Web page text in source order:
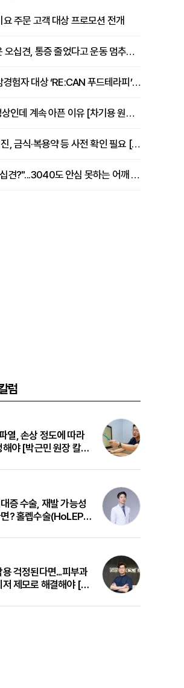
주문 고객 대상 프로모션 전개
팔 들기 어려운 오십견, 통증 줄었다고 운동 멈추면 안 되는 이유 [이병욱 원장 칼럼]
리엔에이치, 암경험자 대상 ‘RE:CAN 푸드테라피’ 운영
허리 MRI는 정상인데 계속 아픈 이유 [차기용 원장 칼럼]
휴가철 건강검진, 금식·복용약 등 사전 확인 필요 [정도감 원장 칼럼]
"40대인데 오십견?"...3040도 안심 못하는 어깨 유착성 관절낭염
럼
열, 손상 정도에 따라
해야 [박근민 원장 칼
증 수술, 재발 가능성
? 홀렙수술(HoLEP)
걱정된다면...피부과
제모로 해결해야 [변